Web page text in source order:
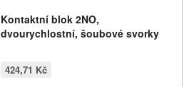
Kontaktní blok 2NO,
dvourychlostní, šoubové svorky
424,71 Kč